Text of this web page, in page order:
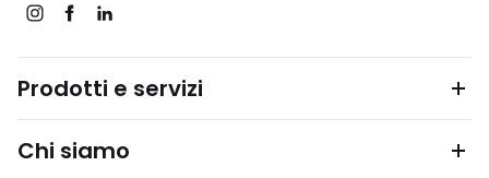
Prodotti e servizi
Chi siamo